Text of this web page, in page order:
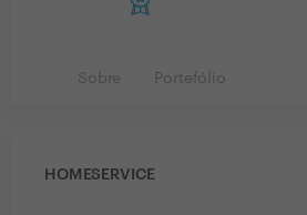
Sobre Portefólio
HOMESERVICE